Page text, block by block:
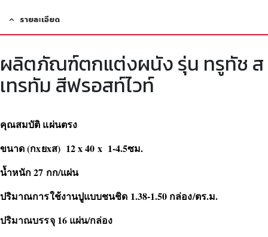
รายละเอียด
ผลิตภัณฑ์ตกแต่งผนัง รุ่น ทรูทัช ส
เทรทัม สีฟรอสท์ไวท์
คุณสมบัติ แผ่นตรง
ขนาด (กxยxส) 12 x 40 x 1-4.5ซม.
น้ำหนัก 27 กก/แผ่น
ปริมาณการใช้งานปูแบบชนชิด 1.38-1.50 กล่อง/ตร.ม.
ปริมาณบรรจุ 16 แผ่น/กล่อง